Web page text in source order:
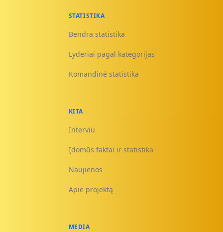
STATISTIKA
Bendra statistika
Lyderiai pagal kategorijas
Komandinė statistika
KITA
Interviu
Įdomūs faktai ir statistika
Naujienos
Apie projektą
MEDIA